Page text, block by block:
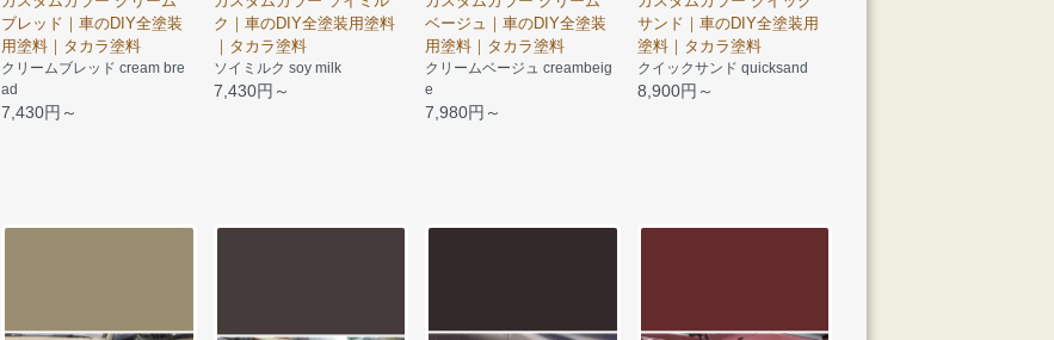
ブレッド｜車のDIY全塗装
用塗料｜タカラ塗料
クリームブレッド cream bre
ad
7,430円～
ク｜車のDIY全塗装用塗料
｜タカラ塗料
ソイミルク soy milk
7,430円～
ベージュ｜車のDIY全塗装
用塗料｜タカラ塗料
クリームベージュ creambeig
e
7,980円～
サンド｜車のDIY全塗装用
塗料｜タカラ塗料
クイックサンド quicksand
8,900円～